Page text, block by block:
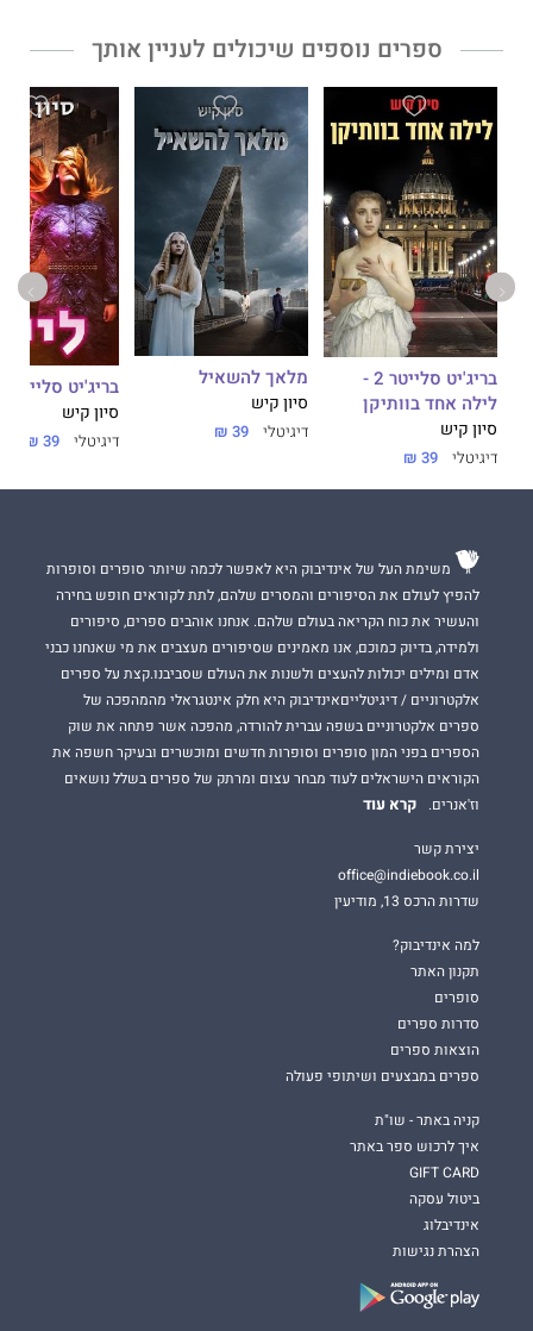
ספרים נוספים שיכולים לעניין אותך
בריג'יט סלייטר 2 -
לילה אחד בוותיקן
סיון קיש
דיגיטלי 39 ₪
מלאך להשאיל
סיון קיש
דיגיטלי 39 ₪
בריג'יט סלייטר 3 - לייט
סיון קיש
דיגיטלי 39 ₪
משימת העל של אינדיבוק היא לאפשר לכמה שיותר סופרים וסופרות
להפיץ לעולם את הסיפורים והמסרים שלהם, לתת לקוראים חופש בחירה
והעשיר את כוח הקריאה בעולם שלהם. אנחנו אוהבים ספרים, סיפורים
ולמידה, בדיוק כמוכם, אנו מאמינים שסיפורים מעצבים את מי שאנחנו כבני
אדם ומילים יכולות להעצים ולשנות את העולם שסביבנו.קצת על ספרים
אלקטרוניים / דיגיטלייםאינדיבוק היא חלק אינטגראלי מהמהפכה של
ספרים אלקטרוניים בשפה עברית להורדה, מהפכה אשר פתחה את שוק
הספרים בפני המון סופרים וסופרות חדשים ומוכשרים ובעיקר חשפה את
הקוראים הישראלים לעוד מבחר עצום ומרתק של ספרים בשלל נושאים
וז'אנרים.
קרא עוד
יצירת קשר
office@indiebook.co.il
שדרות הרכס 13, מודיעין
למה אינדיבוק?
תקנון האתר
סופרים
סדרות ספרים
הוצאות ספרים
ספרים במבצעים ושיתופי פעולה
קניה באתר - שו"ת
איך לרכוש ספר באתר
GIFT CARD
ביטול עסקה
אינדיבלוג
הצהרת נגישות